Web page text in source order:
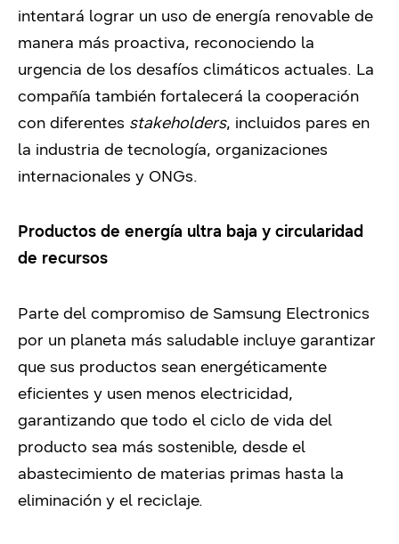
intentará lograr un uso de energía renovable de
manera más proactiva, reconociendo la
urgencia de los desafíos climáticos actuales. La
compañía también fortalecerá la cooperación
con diferentes stakeholders, incluidos pares en
la industria de tecnología, organizaciones
internacionales y ONGs.
Productos de energía ultra baja y circularidad
de recursos
Parte del compromiso de Samsung Electronics
por un planeta más saludable incluye garantizar
que sus productos sean energéticamente
eficientes y usen menos electricidad,
garantizando que todo el ciclo de vida del
producto sea más sostenible, desde el
abastecimiento de materias primas hasta la
eliminación y el reciclaje.